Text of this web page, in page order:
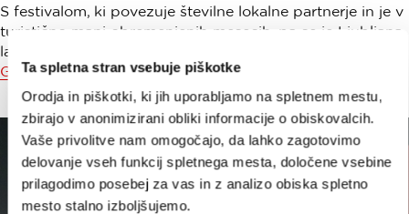
Ta spletna stran vsebuje piškotke
Orodja in piškotki, ki jih uporabljamo na spletnem mestu,
zbirajo v anonimizirani obliki informacije o obiskovalcih.
Vaše privolitve nam omogočajo, da lahko zagotovimo
delovanje vseh funkcij spletnega mesta, določene vsebine
prilagodimo posebej za vas in z analizo obiska spletno
mesto stalno izboljšujemo.
S festivalom, ki povezuje številne lokalne partnerje in je v
turistično manj obremenjenih mesecih, pa se je Ljubljana
lani uvrstila na
Green Destinations Top 100 Stories